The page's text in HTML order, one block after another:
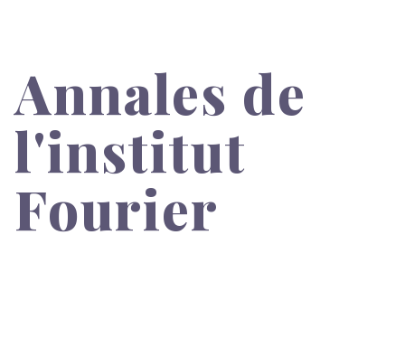
Annales de
l'institut
Fourier